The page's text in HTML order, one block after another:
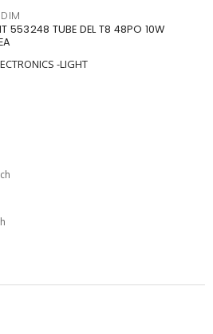
553248 TUBE DEL T8 48PO 10W
-LIGHT